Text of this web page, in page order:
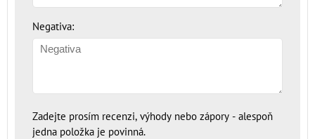
Negativa:
Zadejte prosím recenzi, výhody nebo zápory - alespoň
jedna položka je povinná.